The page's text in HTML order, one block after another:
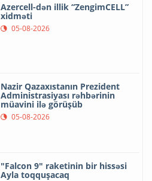
Azercell-dən illik “ZengimCELL”
xidməti
05-08-2026
Nazir Qazaxıstanın Prezident
Administrasiyası rəhbərinin
müavini ilə görüşüb
05-08-2026
"Falcon 9" raketinin bir hissəsi
Ayla toqquşacaq